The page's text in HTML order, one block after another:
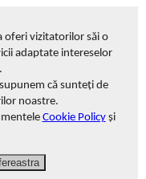
oferi vizitatorilor săi o
adaptate intereselor
că sunteți de
noastre.
Cookie Policyși